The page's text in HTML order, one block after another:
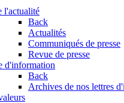
l'actualité
Back
Actualités
Communiqués de presse
Revue de presse
d'information
Back
Archives de nos lettres